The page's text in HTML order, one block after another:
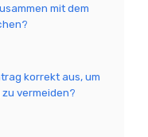
mit dem
korrekt aus, um
vermeiden?